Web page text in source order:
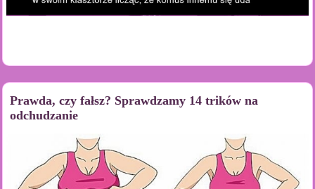
Prawda, czy fałsz? Sprawdzamy 14 trików na
odchudzanie